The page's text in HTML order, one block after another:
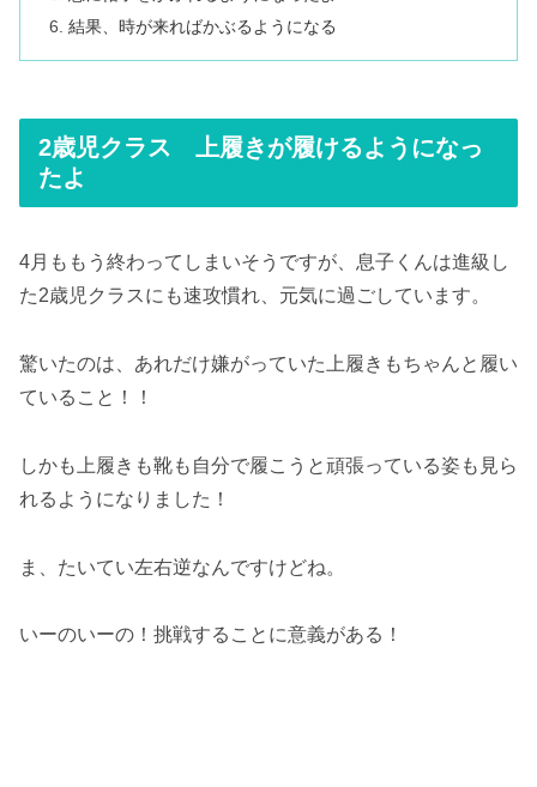
結果、時が来ればかぶるようになる
2歳児クラス 上履きが履けるようになっ
たよ
4月ももう終わってしまいそうですが、息子くんは進級し
た2歳児クラスにも速攻慣れ、元気に過ごしています。
驚いたのは、あれだけ嫌がっていた上履きもちゃんと履い
ていること！！
しかも上履きも靴も自分で履こうと頑張っている姿も見ら
れるようになりました！
ま、たいてい左右逆なんですけどね。
いーのいーの！挑戦することに意義がある！